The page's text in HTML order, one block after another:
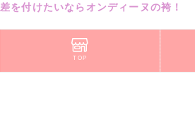
差を付けたいならオンディーヌの袴！
TOP